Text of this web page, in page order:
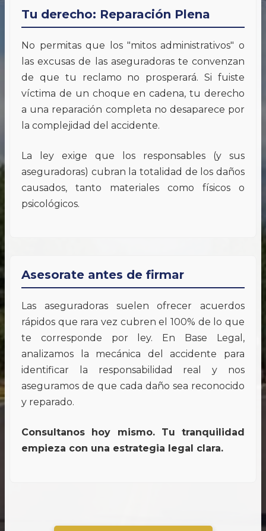
Tu derecho: Reparación Plena
No permitas que los "mitos administrativos" o
las excusas de las aseguradoras te convenzan
de que tu reclamo no prosperará. Si fuiste
víctima de un choque en cadena, tu derecho
a una reparación completa no desaparece por
la complejidad del accidente.
La ley exige que los responsables (y sus
aseguradoras) cubran la totalidad de los daños
causados, tanto materiales como físicos o
psicológicos.
Asesorate antes de firmar
Las aseguradoras suelen ofrecer acuerdos
rápidos que rara vez cubren el 100% de lo que
te corresponde por ley. En Base Legal,
analizamos la mecánica del accidente para
identificar la responsabilidad real y nos
aseguramos de que cada daño sea reconocido
y reparado.
Consultanos hoy mismo. Tu tranquilidad
empieza con una estrategia legal clara.